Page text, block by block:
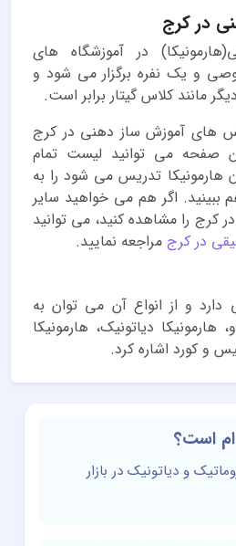
در کرج
در آموزشگاه های
و یک نفره برگزار می شود و
مانند کلاس گیتار برابر است.
های آموزش ساز دهنی در کرج
صفحه می توانید لیست تمام
هارمونیکا تدریس می شود را به
ببینید. اگر هم می خواهید سایر
کرج را مشاهده کنید، می توانید
در کرج مراجعه نمایید.
دارد و از انواع آن می توان به
هارمونیکا دیاتونیک، هارمونیکا
و کورد اشاره کرد.
است؟
و دیاتونیک در بازار